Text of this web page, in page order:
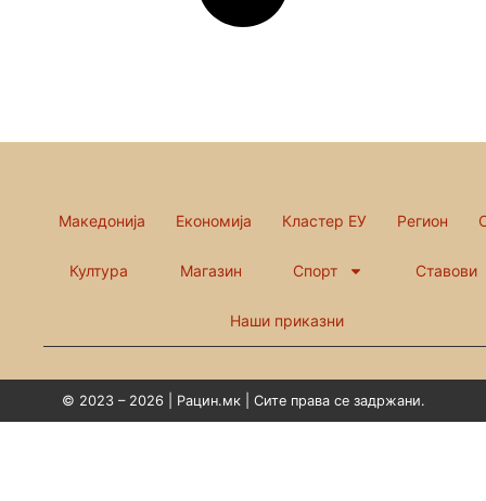
Македонија Економија Кластер ЕУ Регион
Култура Магазин Спорт Ставови
Наши приказни
© 2023 – 2026 | Рацин.мк | Сите права се задржани.